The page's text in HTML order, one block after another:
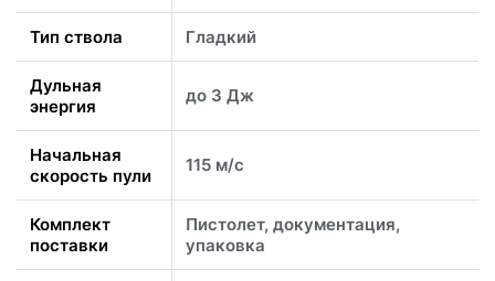
Тип ствола Гладкий
Дульная
энергия
до 3 Дж
Начальная
скорость пули
115 м/с
Комплект
поставки
Пистолет, документация,
упаковка